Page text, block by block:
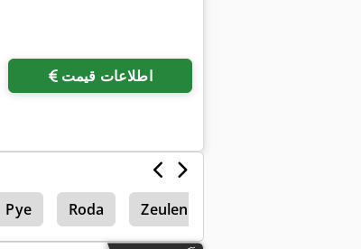
اطلاعات قیمت
Pye Roda Zeulenroda